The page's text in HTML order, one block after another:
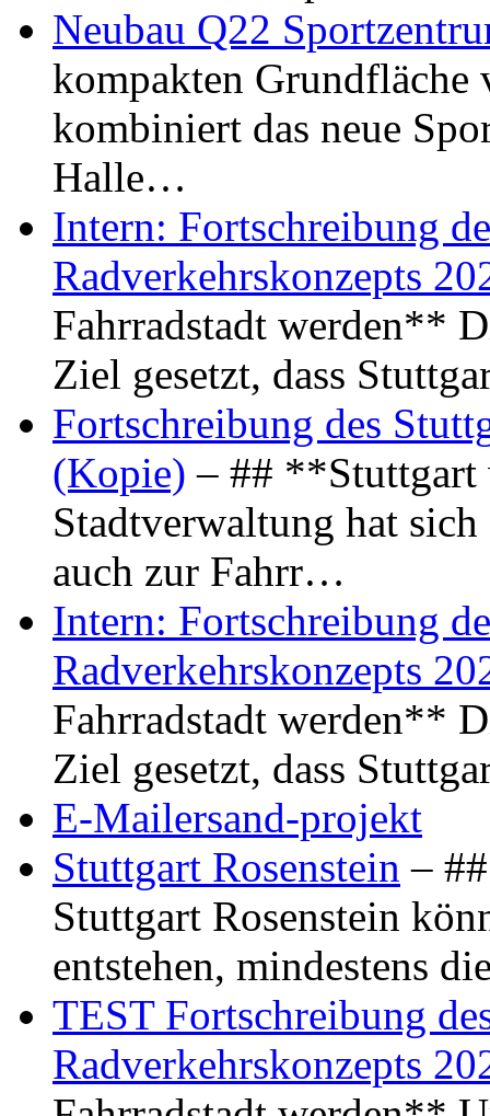
Neubau Q22
kompakten Grundfläche
kombiniert das neue
Halle…
Intern: Fortschreibung
Radverkehrskonzepts
Fahrradstadt werden**
Ziel gesetzt, dass
Fortschreibung des
(Kopie) – ## **Stuttgart
Stadtverwaltung hat
auch zur Fahrr…
Intern: Fortschreibung
Radverkehrskonzepts
Fahrradstadt werden**
Ziel gesetzt, dass
E-Mailersand-projekt
Stuttgart Rosenstein –
Stuttgart Rosenstein
entstehen, mindestens
TEST Fortschreibung
Radverkehrskonzepts